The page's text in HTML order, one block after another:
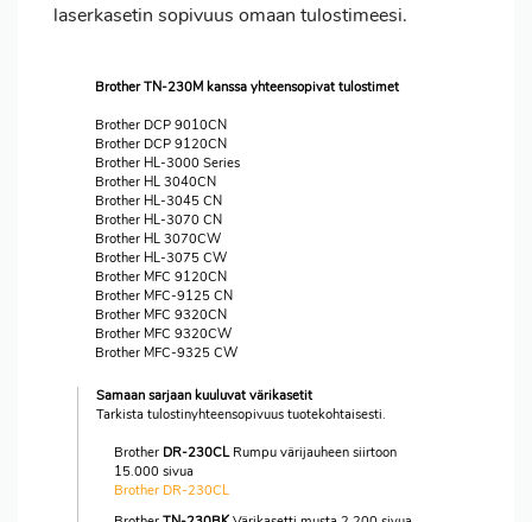
laserkasetin sopivuus omaan tulostimeesi.
Brother TN-230M kanssa yhteensopivat tulostimet
Brother DCP 9010CN
Brother DCP 9120CN
Brother HL-3000 Series
Brother HL 3040CN
Brother HL-3045 CN
Brother HL-3070 CN
Brother HL 3070CW
Brother HL-3075 CW
Brother MFC 9120CN
Brother MFC-9125 CN
Brother MFC 9320CN
Brother MFC 9320CW
Brother MFC-9325 CW
Samaan sarjaan kuuluvat värikasetit
Tarkista tulostinyhteensopivuus tuotekohtaisesti.
Brother DR-230CLRumpu värijauheen siirtoon
15.000 sivua
Brother DR-230CL